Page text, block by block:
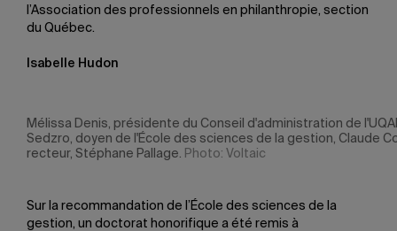
l’Association des professionnels en philanthropie, section
du Québec.
Isabelle Hudon
Mélissa Denis, présidente du Conseil d'administration de
Sedzro, doyen de l'École des sciences de la gestion, Claude
recteur, Stéphane Pallage. Photo: Voltaic
Sur la recommandation de l’École des sciences de la
gestion, un doctorat honorifique a été remis à